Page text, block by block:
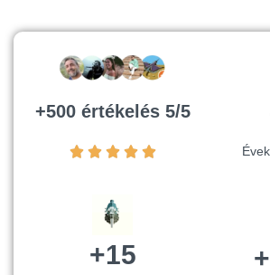
+500 értékelés 5/5
+15